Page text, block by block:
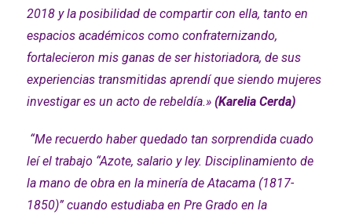
2018 y la posibilidad de compartir con ella, tanto en
espacios académicos como confraternizando,
fortalecieron mis ganas de ser historiadora, de sus
experiencias transmitidas aprendí que siendo mujeres
investigar es un acto de rebeldía.» (Karelia Cerda)
“Me recuerdo haber quedado tan sorprendida cuado
leí el trabajo “Azote, salario y ley. Disciplinamiento de
la mano de obra en la minería de Atacama (1817-
1850)” cuando estudiaba en Pre Grado en la